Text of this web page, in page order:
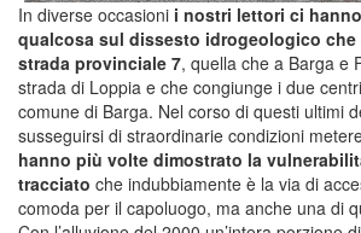
In diverse occasioni i nostri lettori ci
qualcosa sul dissesto idrogeologico che
strada provinciale 7, quella che a Barga e
strada di Loppia e che congiunge i due
comune di Barga. Nel corso di questi ultimi
susseguirsi di straordinarie condizioni
hanno più volte dimostrato la
tracciato che indubbiamente è la via di
comoda per il capoluogo, ma anche una di